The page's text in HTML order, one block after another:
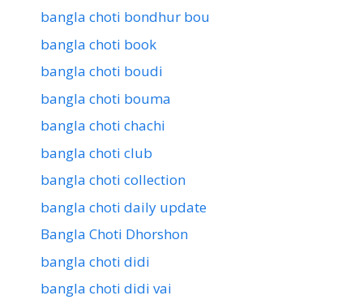
bangla choti bondhur bou
bangla choti book
bangla choti boudi
bangla choti bouma
bangla choti chachi
bangla choti club
bangla choti collection
bangla choti daily update
Bangla Choti Dhorshon
bangla choti didi
bangla choti didi vai